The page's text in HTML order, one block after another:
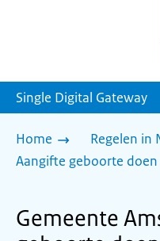
Single Digital Gateway
Home
Regelen in
Aangifte geboorte doen
Gemeente